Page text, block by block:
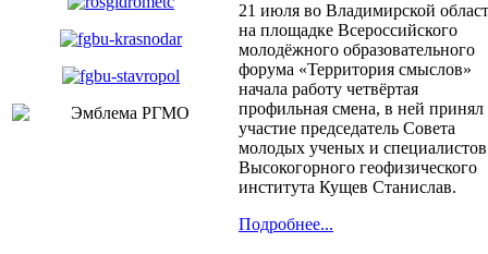
21 июля во Владимирской
на площадке Всероссийского
молодёжного образовательного
форума «Территория смыслов»
начала работу четвёртая
профильная смена, в ней принял
участие председатель Совета
молодых ученых и специалистов
Высокогорного геофизического
института Кущев Станислав.
Подробнее...